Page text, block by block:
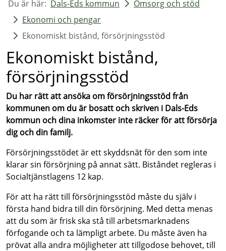
Du är här: Dals-Eds kommun
Omsorg och stöd
Ekonomi och pengar
Ekonomiskt bistånd, försörjningsstöd
Ekonomiskt bistånd,
försörjningsstöd
Du har rätt att ansöka om försörjningsstöd från
kommunen om du är bosatt och skriven i Dals-Eds
kommun och dina inkomster inte räcker för att försörja
dig och din familj.
Försörjningsstödet är ett skyddsnät för den som inte
klarar sin försörjning på annat sätt. Biståndet regleras i
Socialtjänstlagens 12 kap.
För att ha rätt till försörjningsstöd måste du själv i
första hand bidra till din försörjning. Med detta menas
att du som är frisk ska stå till arbetsmarknadens
förfogande och ta lämpligt arbete. Du måste även ha
prövat alla andra möjligheter att tillgodose behovet, till